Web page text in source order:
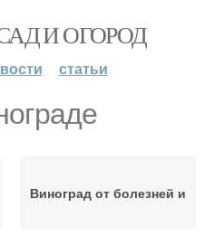
И ОГОРОД
статьи
Виноград от болезней и